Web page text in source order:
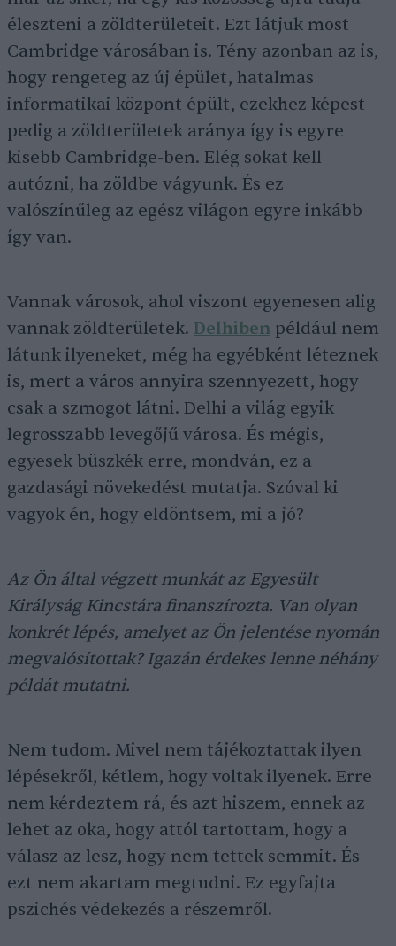
éleszteni a zöldterületeit. Ezt látjuk most
Cambridge városában is. Tény azonban az is,
hogy rengeteg az új épület, hatalmas
informatikai központ épült, ezekhez képest
pedig a zöldterületek aránya így is egyre
kisebb Cambridge-ben. Elég sokat kell
autózni, ha zöldbe vágyunk. És ez
valószínűleg az egész világon egyre inkább
így van.
Vannak városok, ahol viszont egyenesen alig
vannak zöldterületek. Delhiben például nem
látunk ilyeneket, még ha egyébként léteznek
is, mert a város annyira szennyezett, hogy
csak a szmogot látni. Delhi a világ egyik
legrosszabb levegőjű városa. És mégis,
egyesek büszkék erre, mondván, ez a
gazdasági növekedést mutatja. Szóval ki
vagyok én, hogy eldöntsem, mi a jó?
Az Ön által végzett munkát az Egyesült
Királyság Kincstára finanszírozta. Van olyan
konkrét lépés, amelyet az Ön jelentése nyomán
megvalósítottak? Igazán érdekes lenne néhány
példát mutatni.
Nem tudom. Mivel nem tájékoztattak ilyen
lépésekről, kétlem, hogy voltak ilyenek. Erre
nem kérdeztem rá, és azt hiszem, ennek az
lehet az oka, hogy attól tartottam, hogy a
válasz az lesz, hogy nem tettek semmit. És
ezt nem akartam megtudni. Ez egyfajta
pszichés védekezés a részemről.